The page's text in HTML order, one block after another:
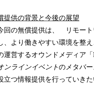
提供の背景と今後の展望
の無償提供は、 リモート
、より働きやすい環境を整
運営するオウンドメディア
ンラインイベントのメタバ
立つ情報提供を行っていきた